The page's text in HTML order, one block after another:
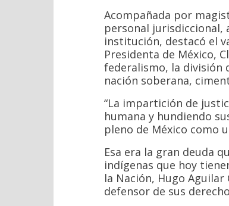
Acompañada por
personal jurisdiccional,
institución, destacó el
Presidenta de México,
federalismo, la división
nación soberana,
“La impartición de
humana y hundiendo
pleno de México como
Esa era la gran deuda
indígenas que hoy
la Nación, Hugo
defensor de sus